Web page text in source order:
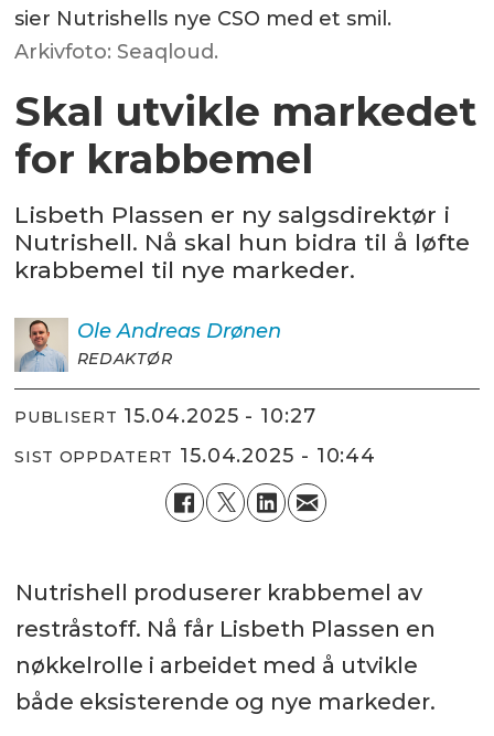
sier Nutrishells nye CSO med et smil.
Arkivfoto: Seaqloud.
Skal utvikle markedet
for krabbemel
Lisbeth Plassen er ny salgsdirektør i
Nutrishell. Nå skal hun bidra til å løfte
krabbemel til nye markeder.
Ole Andreas Drønen
REDAKTØR
PUBLISERT 15.04.2025 - 10:27
SIST OPPDATERT 15.04.2025 - 10:44
Nutrishell produserer krabbemel av
restråstoff. Nå får Lisbeth Plassen en
nøkkelrolle i arbeidet med å utvikle
både eksisterende og nye markeder.